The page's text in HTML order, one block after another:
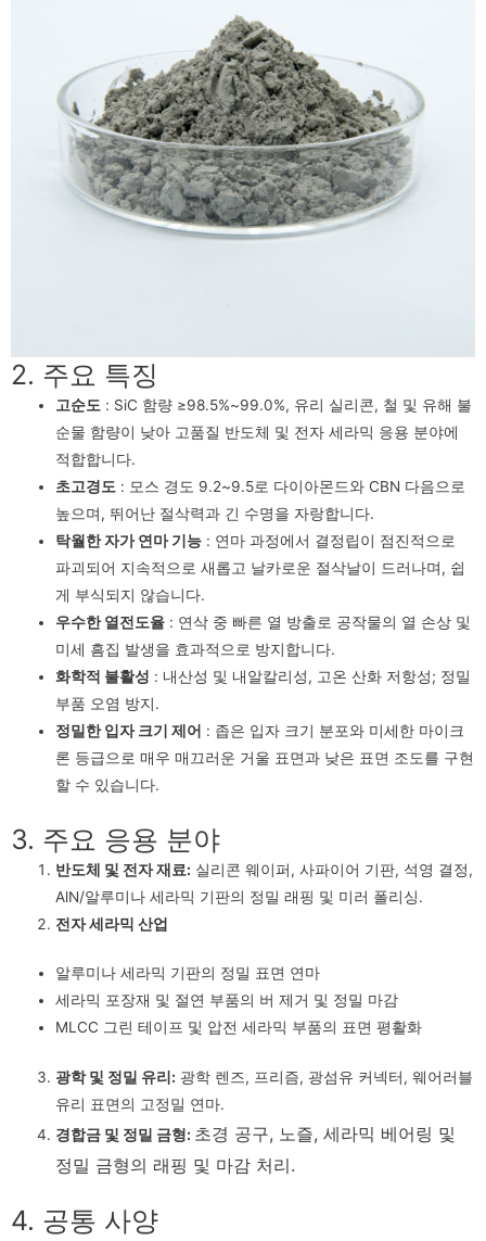
2. 주요 특징
고순도 : SiC 함량 ≥98.5%~99.0%, 유리 실리콘, 철 및 유해 불
순물 함량이 낮아 고품질 반도체 및 전자 세라믹 응용 분야에
적합합니다.
초고경도 : 모스 경도 9.2~9.5로 다이아몬드와 CBN 다음으로
높으며, 뛰어난 절삭력과 긴 수명을 자랑합니다.
탁월한 자가 연마 기능 : 연마 과정에서 결정립이 점진적으로
파괴되어 지속적으로 새롭고 날카로운 절삭날이 드러나며, 쉽
게 부식되지 않습니다.
우수한 열전도율 : 연삭 중 빠른 열 방출로 공작물의 열 손상 및
미세 흠집 발생을 효과적으로 방지합니다.
화학적 불활성 : 내산성 및 내알칼리성, 고온 산화 저항성; 정밀
부품 오염 방지.
정밀한 입자 크기 제어 : 좁은 입자 크기 분포와 미세한 마이크
론 등급으로 매우 매끄러운 거울 표면과 낮은 표면 조도를 구현
할 수 있습니다.
3. 주요 응용 분야
반도체 및 전자 재료: 실리콘 웨이퍼, 사파이어 기판, 석영 결정,
AlN/알루미나 세라믹 기판의 정밀 래핑 및 미러 폴리싱.
전자 세라믹 산업
알루미나 세라믹 기판의 정밀 표면 연마
세라믹 포장재 및 절연 부품의 버 제거 및 정밀 마감
MLCC 그린 테이프 및 압전 세라믹 부품의 표면 평활화
광학 및 정밀 유리: 광학 렌즈, 프리즘, 광섬유 커넥터, 웨어러블
유리 표면의 고정밀 연마.
경합금 및 정밀 금형: 초경 공구, 노즐, 세라믹 베어링 및
정밀 금형의 래핑 및 마감 처리.
4. 공통 사양